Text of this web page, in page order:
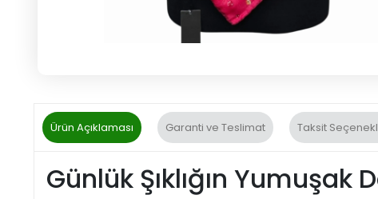
Ürün Açıklaması Garanti ve Teslimat Taksit
Günlük Şıklığın